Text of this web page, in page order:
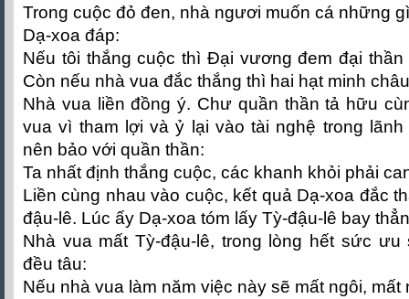
Trong cuộc đỏ đen, nhà ngươi muốn cá những
Dạ-xoa đáp:
Nếu tôi thắng cuộc thì Đại vương đem đại thần
Còn nếu nhà vua đắc thắng thì hai hạt minh
Nhà vua liền đồng ý. Chư quần thần tả hữu
vua vì tham lợi và ỷ lại vào tài nghệ trong
nên bảo với quần thần:
Ta nhất định thắng cuộc, các khanh khỏi phải
Liền cùng nhau vào cuộc, kết quả Dạ-xoa đắc
đậu-lê. Lúc ấy Dạ-xoa tóm lấy Tỳ-đậu-lê bay
Nhà vua mất Tỳ-đậu-lê, trong lòng hết sức
đều tâu:
Nếu nhà vua làm năm việc này sẽ mất ngôi,